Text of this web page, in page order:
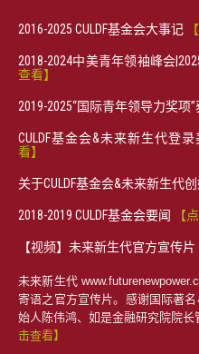
2016-2025 CULDF基金会大事记
2018-2024中美青年领袖峰会
查看】
2019-2025“国际青年领导力奖项
CULDF基金会&未来新生代登
看】
关于CULDF基金会&未来新生代
2018-2019 CULDF基金会要闻 【
【视频】未来新生代官方宣传片
未来新生代
寄语之官方宣传片。感谢国际著
始人陈伟鸿、如是金融研究院院
击查看】